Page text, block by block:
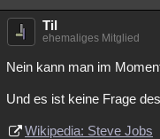
Til
ehemaliges Mitglied
Nein kann man im
Und es ist keine Frage
Wikipedia: Steve Jobs